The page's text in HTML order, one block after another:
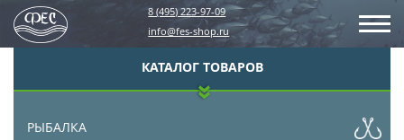
8 (495) 223-97-09
info@fes-shop.ru
КАТАЛОГ ТОВАРОВ
РЫБАЛКА